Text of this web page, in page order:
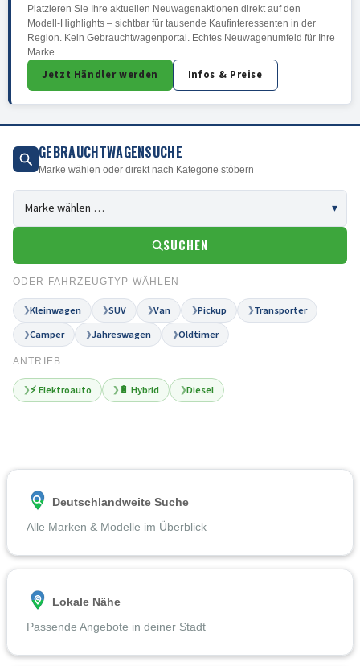
Platzieren Sie Ihre aktuellen Neuwagenaktionen direkt auf den
Modell-Highlights – sichtbar für tausende Kaufinteressenten in der
Region. Kein Gebrauchtwagenportal. Echtes Neuwagenumfeld für Ihre
Marke.
Jetzt Händler werden Infos & Preise
GEBRAUCHTWAGENSUCHE
Marke wählen oder direkt nach Kategorie stöbern
SUCHEN
ODER FAHRZEUGTYP WÄHLEN
❯Kleinwagen ❯SUV ❯Van ❯Pickup ❯Transporter
❯Camper ❯Jahreswagen ❯Oldtimer
ANTRIEB
❯⚡ Elektroauto ❯ 🔋 Hybrid ❯Diesel
Deutschlandweite Suche
Alle Marken & Modelle im Überblick
Lokale Nähe
Passende Angebote in deiner Stadt